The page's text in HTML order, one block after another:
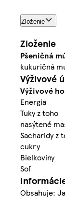
Zloženie
Zloženie
Pšeničná
kukuričná
Výživové
Výživové
Energia
Tuky z toho
nasýtené
Sacharidy z
cukry
Bielkoviny
Soľ
Obsahuje: